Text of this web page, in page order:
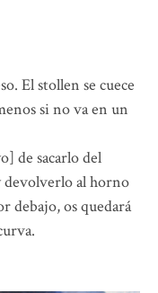
El stollen se cuece
si no va en un
de sacarlo del
devolverlo al horno
debajo, os quedará